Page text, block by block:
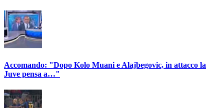
Accomando: "Dopo Kolo Muani e Alajbegovic, in attacco la
Juve pensa a…"